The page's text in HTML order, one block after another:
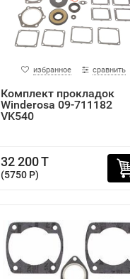
избранное сравнить
Комплект прокладок
Winderosa 09-711182
VK540
32 200 T
(5750 P)